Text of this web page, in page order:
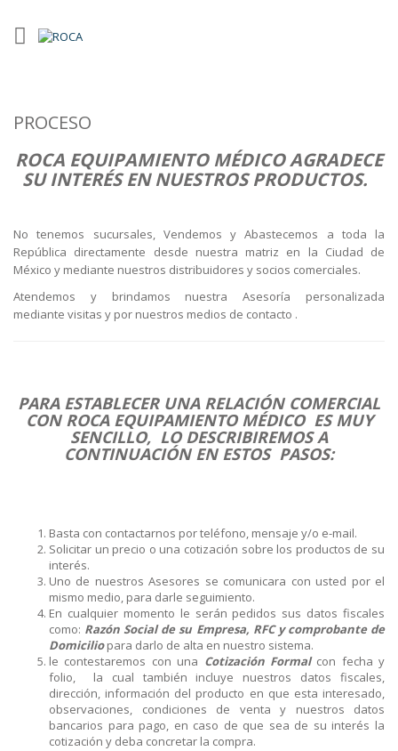
PROCESO
ROCA EQUIPAMIENTO MÉDICO AGRADECE
SU INTERÉS EN NUESTROS PRODUCTOS.
No tenemos sucursales, Vendemos y Abastecemos a toda la
República directamente desde nuestra matriz en la Ciudad de
México y mediante nuestros distribuidores y socios comerciales.
Atendemos y brindamos nuestra Asesoría personalizada
mediante visitas y por nuestros medios de contacto .
PARA ESTABLECER UNA RELACIÓN COMERCIAL
CON ROCA EQUIPAMIENTO MÉDICO ES MUY
SENCILLO, LO DESCRIBIREMOS A
CONTINUACIÓN EN ESTOS PASOS:
Basta con contactarnos por teléfono, mensaje y/o e-mail.
Solicitar un precio o una cotización sobre los productos de su
interés.
Uno de nuestros Asesores se comunicara con usted por el
mismo medio, para darle seguimiento.
En cualquier momento le serán pedidos sus datos fiscales
como: Razón Social de su Empresa, RFC y comprobante de
Domiciliopara darlo de alta en nuestro sistema.
le contestaremos con una Cotización Formalcon fecha y
folio, la cual también incluye nuestros datos fiscales,
dirección, información del producto en que esta interesado,
observaciones, condiciones de venta y nuestros datos
bancarios para pago, en caso de que sea de su interés la
cotización y deba concretar la compra.